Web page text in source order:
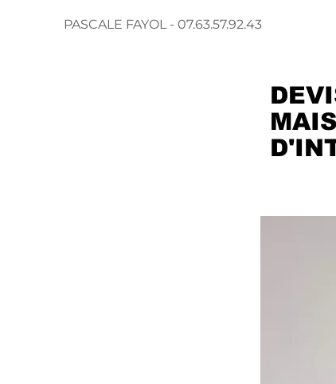
PASCALE FAYOL - 07.63.57.92.43